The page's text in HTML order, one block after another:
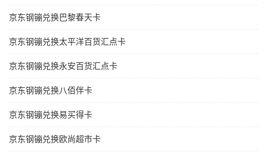
京东钢镚兑换巴黎春天卡
京东钢镚兑换太平洋百货汇点卡
京东钢镚兑换永安百货汇点卡
京东钢镚兑换八佰伴卡
京东钢镚兑换易买得卡
京东钢镚兑换欧尚超市卡